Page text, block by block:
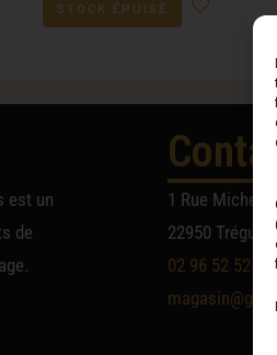
STOCK ÉPUISÉ
est un
de
1 Rue Michel
22950
02 96 52 52 52